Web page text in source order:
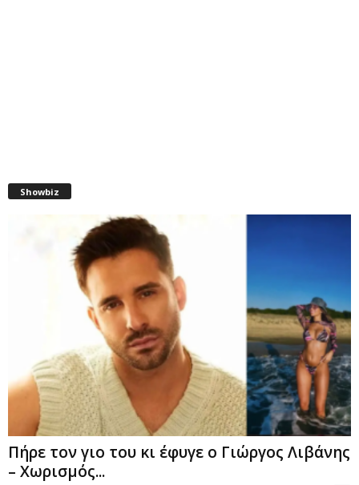
Showbiz
Πήρε τον γιο του κι έφυγε ο Γιώργος Λιβάνης
– Χωρισμός...